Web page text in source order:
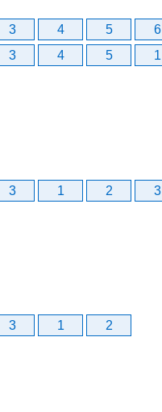
3 4 5 6
3 4 5 1
3 1 2 3
3 1 2